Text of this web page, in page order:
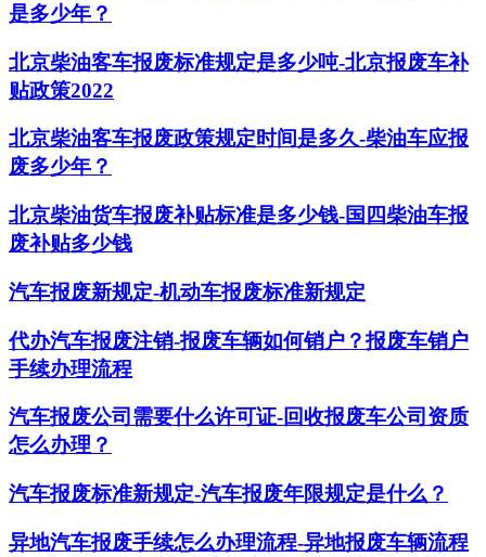
是多少年？
北京柴油客车报废标准规定是多少吨-北京报废车补
贴政策2022
北京柴油客车报废政策规定时间是多久-柴油车应报
废多少年？
北京柴油货车报废补贴标准是多少钱-国四柴油车报
废补贴多少钱
汽车报废新规定-机动车报废标准新规定
代办汽车报废注销-报废车辆如何销户？报废车销户
手续办理流程
汽车报废公司需要什么许可证-回收报废车公司资质
怎么办理？
汽车报废标准新规定-汽车报废年限规定是什么？
异地汽车报废手续怎么办理流程-异地报废车辆流程